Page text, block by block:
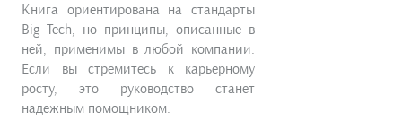
Книга ориентирована на стандарты
Big Tech, но принципы, описанные в
ней, применимы в любой компании.
Если вы стремитесь к карьерному
росту, это руководство станет
надежным помощником.